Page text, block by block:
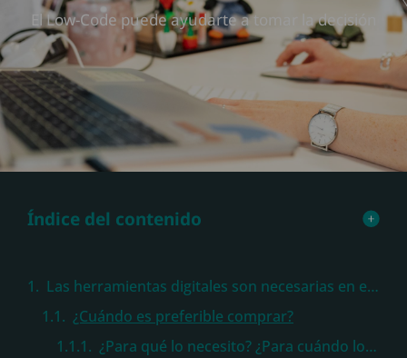
El Low-Code puede ayudarte a tomar la decisión
Índice del contenido
Las herramientas digitales son necesarias en el día a día de todas las empresas
¿Cuándo es preferible comprar?
¿Para qué lo necesito? ¿Para cuándo lo necesito? ¿Cuál es mi presupuesto?